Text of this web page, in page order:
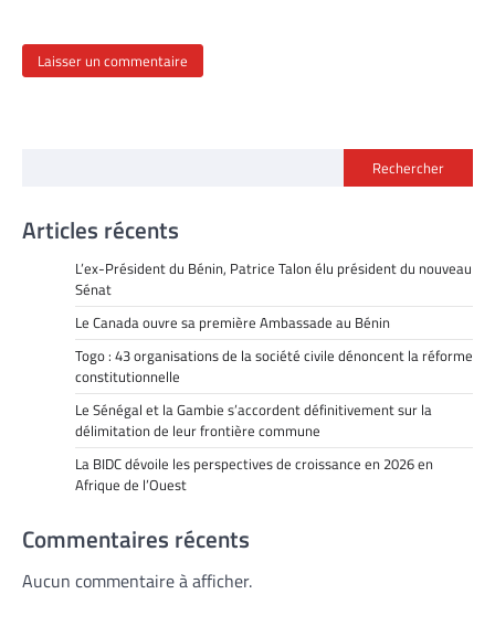
Rechercher
Articles récents
L’ex-Président du Bénin, Patrice Talon élu président du nouveau
Sénat
Le Canada ouvre sa première Ambassade au Bénin
Togo : 43 organisations de la société civile dénoncent la réforme
constitutionnelle
Le Sénégal et la Gambie s’accordent définitivement sur la
délimitation de leur frontière commune
La BIDC dévoile les perspectives de croissance en 2026 en
Afrique de l’Ouest
Commentaires récents
Aucun commentaire à afficher.